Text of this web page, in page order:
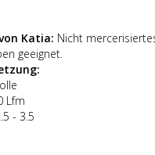
Katia: Nicht
geeignet.
Lfm
- 3.5